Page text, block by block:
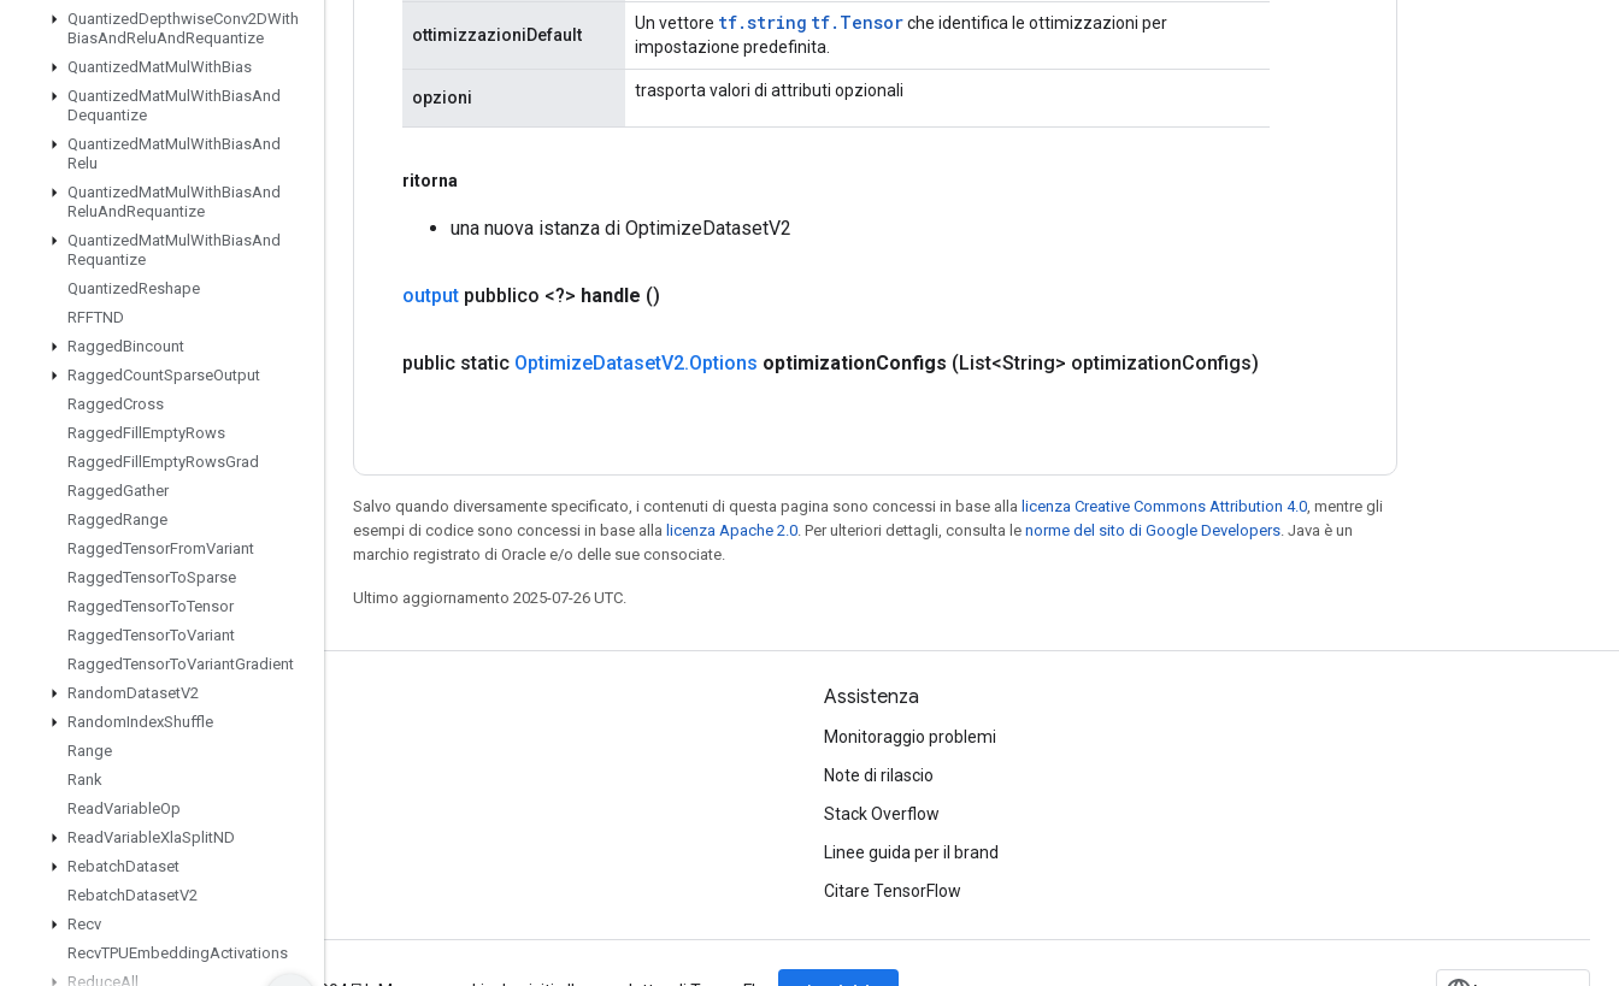
QuantizedDepthwiseConv2DWith
BiasAndReluAndRequantize
QuantizedMatMul WithBias
QuantizedMatMul WithBiasAnd
Dequantize
QuantizedMatMul WithBiasAnd
Relu
QuantizedMatMul WithBiasAnd
ReluAndRequantize
QuantizedMatMul WithBiasAnd
Requantize
QuantizedReshape
RFFTND
RaggedBincount
RaggedCountSparseOutput
RaggedCross
RaggedFill EmptyRows
RaggedFill EmptyRowsGrad
RaggedGather
RaggedRange
RaggedTensorFromVariant
RaggedTensorToSparse
RaggedTensorToTensor
RaggedTensorToVariant
RaggedTensorToVariantGradient
RandomDatasetV2
RandomIndexShuffle
Range
Rank
ReadVariableOp
ReadVariableXlaSplitND
RebatchDataset
RebatchDatasetV2
Recv
RecvTPUEmbeddingActivations
ReduceAll
ottimizzazioniDefault
Un vettore tf.string tf.Tensorche identifica le ottimizzazioni per
impostazione predefinita.
opzioni trasporta valori di attributi opzionali
ritorna
una nuova istanza di OptimizeDatasetV2
output pubblico <?> handle ()
public static OptimizeDatasetV2.Options optimizationConfigs (List<String> optimizationConfigs)
Salvo quando diversamente specificato, i contenuti di questa pagina sono concessi in base alla licenza Creative Commons Attribution 4.0 , mentre gli
esempi di codice sono concessi in base alla licenza Apache 2.0 . Per ulteriori dettagli, consulta le norme del sito di Google Developers . Java è un
marchio registrato di Oracle e/o delle sue consociate.
Ultimo aggiornamento 2025-07-26 UTC.
Resta connesso
GitHub
Twitter
Assistenza
Monitoraggio problemi
Note di rilascio
Stack Overflow
Linee guida per il brand
Citare TensorFlow